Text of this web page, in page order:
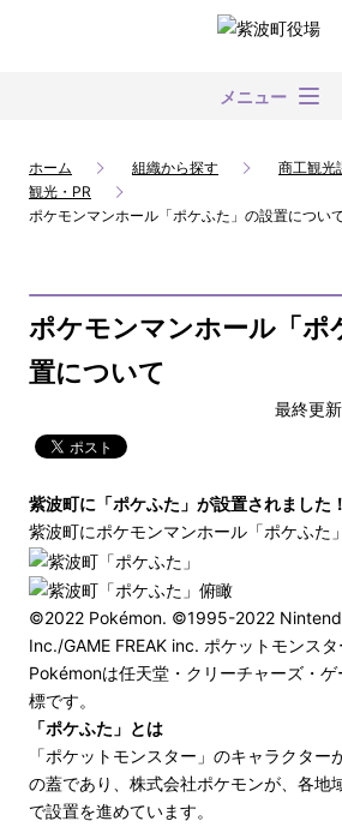
メニュー
ホーム 組織から探す
商工観光
観光・PR
ポケモンマンホール「ポケふた」の設置につい
ポケモンマンホール「ポ
置について
最終更
紫波町に「ポケふた」が設置されました！
紫波町にポケモンマンホール「ポケふた
©2022 Pokémon. ©1995-2022
Inc./GAME FREAK inc. ポケットモンスタ
Pokémonは任天堂・クリーチャーズ・
標です。
「ポケふた」とは
「ポケットモンスター」のキャラクター
の蓋であり、株式会社ポケモンが、各地
で設置を進めています。